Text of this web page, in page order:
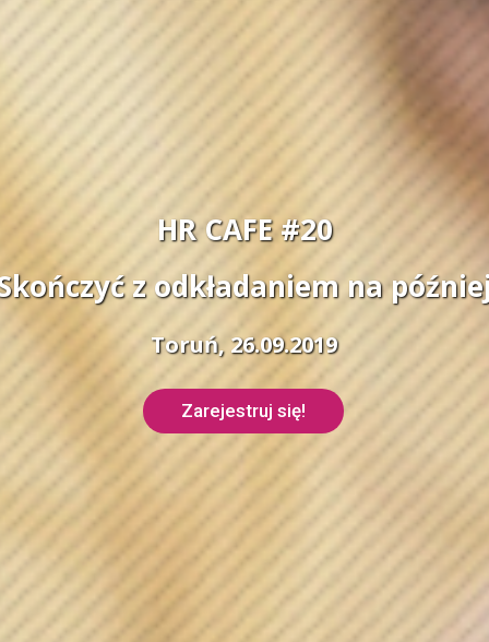
HR CAFE #20
z odkładaniem na
Toruń, 26.09.2019
Zarejestruj się!